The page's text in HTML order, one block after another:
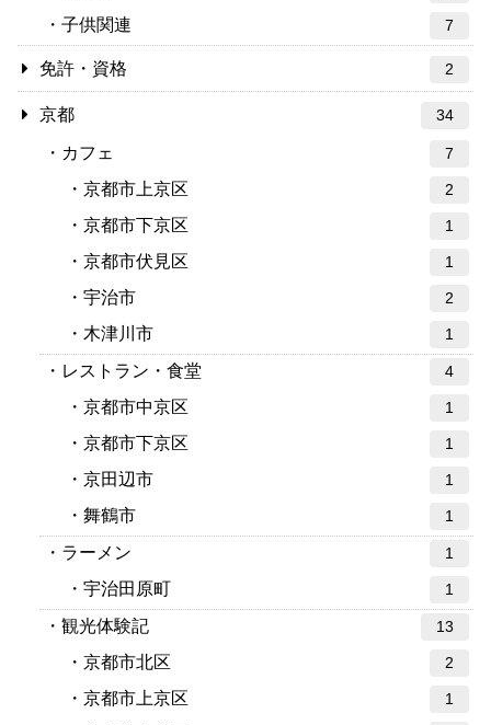
子供関連 7
免許・資格 2
京都 34
カフェ 7
京都市上京区 2
京都市下京区 1
京都市伏見区 1
宇治市 2
木津川市 1
レストラン・食堂 4
京都市中京区 1
京都市下京区 1
京田辺市 1
舞鶴市 1
ラーメン 1
宇治田原町 1
観光体験記 13
京都市北区 2
京都市上京区 1